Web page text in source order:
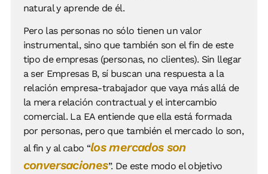
natural y aprende de él.
Pero las personas no sólo tienen un valor
instrumental, sino que también son el fin de este
tipo de empresas (personas, no clientes). Sin llegar
a ser Empresas B, sí buscan una respuesta a la
relación empresa-trabajador que vaya más allá de
la mera relación contractual y el intercambio
comercial. La EA entiende que ella está formada
por personas, pero que también el mercado lo son,
al fin y al cabo “los mercados son
conversaciones”. De este modo el objetivo